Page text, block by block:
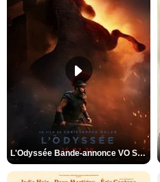
L'Odyssée Bande-annonce VO STFR